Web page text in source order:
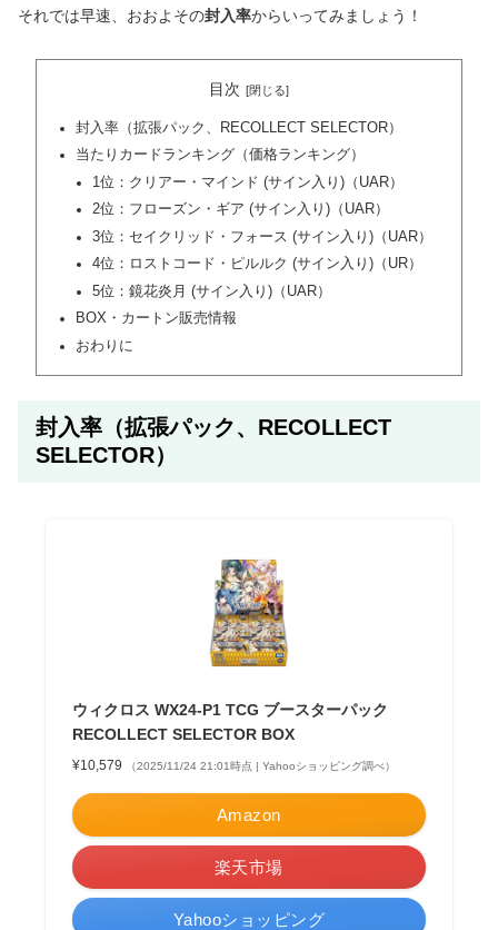
それでは早速、おおよその封入率からいってみましょう！
目次
封入率（拡張パック、RECOLLECT SELECTOR）
当たりカードランキング（価格ランキング）
1位：クリアー・マインド (サイン入り)（UAR）
2位：フローズン・ギア (サイン入り)（UAR）
3位：セイクリッド・フォース (サイン入り)（UAR）
4位：ロストコード・ピルルク (サイン入り)（UR）
5位：鏡花炎月 (サイン入り)（UAR）
BOX・カートン販売情報
おわりに
封入率（拡張パック、RECOLLECT
SELECTOR）
ウィクロス WX24-P1 TCG ブースターパック
RECOLLECT SELECTOR BOX
¥10,579 （2025/11/24 21:01時点 | Yahooショッピング調べ）
Amazon
楽天市場
Yahooショッピング